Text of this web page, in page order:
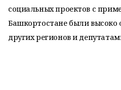
социальных проектов с
Башкортостане были высоко
других регионов и